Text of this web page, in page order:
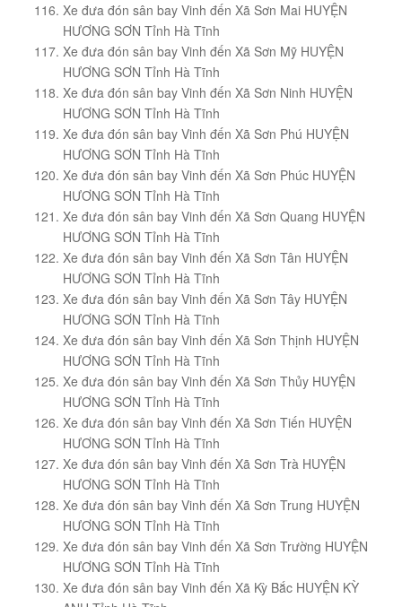
Xe đưa đón sân bay Vinh đến Xã Sơn Mai HUYỆN
HƯƠNG SƠN Tỉnh Hà Tĩnh
Xe đưa đón sân bay Vinh đến Xã Sơn Mỹ HUYỆN
HƯƠNG SƠN Tỉnh Hà Tĩnh
Xe đưa đón sân bay Vinh đến Xã Sơn Ninh HUYỆN
HƯƠNG SƠN Tỉnh Hà Tĩnh
Xe đưa đón sân bay Vinh đến Xã Sơn Phú HUYỆN
HƯƠNG SƠN Tỉnh Hà Tĩnh
Xe đưa đón sân bay Vinh đến Xã Sơn Phúc HUYỆN
HƯƠNG SƠN Tỉnh Hà Tĩnh
Xe đưa đón sân bay Vinh đến Xã Sơn Quang HUYỆN
HƯƠNG SƠN Tỉnh Hà Tĩnh
Xe đưa đón sân bay Vinh đến Xã Sơn Tân HUYỆN
HƯƠNG SƠN Tỉnh Hà Tĩnh
Xe đưa đón sân bay Vinh đến Xã Sơn Tây HUYỆN
HƯƠNG SƠN Tỉnh Hà Tĩnh
Xe đưa đón sân bay Vinh đến Xã Sơn Thịnh HUYỆN
HƯƠNG SƠN Tỉnh Hà Tĩnh
Xe đưa đón sân bay Vinh đến Xã Sơn Thủy HUYỆN
HƯƠNG SƠN Tỉnh Hà Tĩnh
Xe đưa đón sân bay Vinh đến Xã Sơn Tiến HUYỆN
HƯƠNG SƠN Tỉnh Hà Tĩnh
Xe đưa đón sân bay Vinh đến Xã Sơn Trà HUYỆN
HƯƠNG SƠN Tỉnh Hà Tĩnh
Xe đưa đón sân bay Vinh đến Xã Sơn Trung HUYỆN
HƯƠNG SƠN Tỉnh Hà Tĩnh
Xe đưa đón sân bay Vinh đến Xã Sơn Trường HUYỆN
HƯƠNG SƠN Tỉnh Hà Tĩnh
Xe đưa đón sân bay Vinh đến Xã Kỳ Bắc HUYỆN KỲ